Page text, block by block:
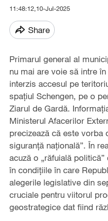
11:48:12,10-Jul-2025
Share
Primarul general al
nu mai are voie să intre
interzis accesul pe
spaţiul Schengen, pe o
Ziarul de Gardă.
Ministerul Afacerilor
precizează că este vorba
siguranţă naţională”. În
acuză o „răfuială
în condiţiile în care
alegerile legislative din
cruciale pentru viitorul
geostrategice dat fiind